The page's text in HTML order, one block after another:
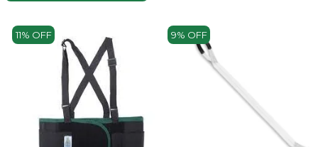
11% OFF 9% OFF